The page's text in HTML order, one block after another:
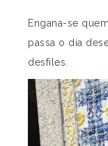
Engana-se
passa o dia
desfiles.